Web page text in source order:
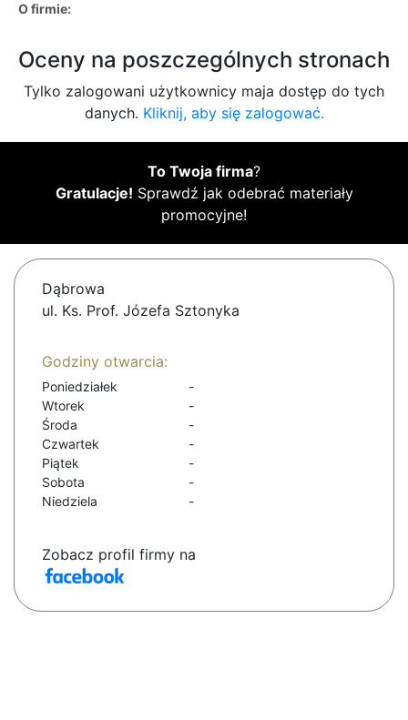
O firmie:
Oceny na poszczególnych stronach
Tylko zalogowani użytkownicy maja dostęp do tych
danych. Kliknij, aby się zalogować.
To Twoja firma?
Gratulacje! Sprawdź jak odebrać materiały
promocyjne!
Dąbrowa
ul. Ks. Prof. Józefa Sztonyka
Godziny otwarcia:
Poniedziałek
-
Wtorek
-
Środa
-
Czwartek
-
Piątek
-
Sobota
-
Niedziela
-
Zobacz profil firmy na